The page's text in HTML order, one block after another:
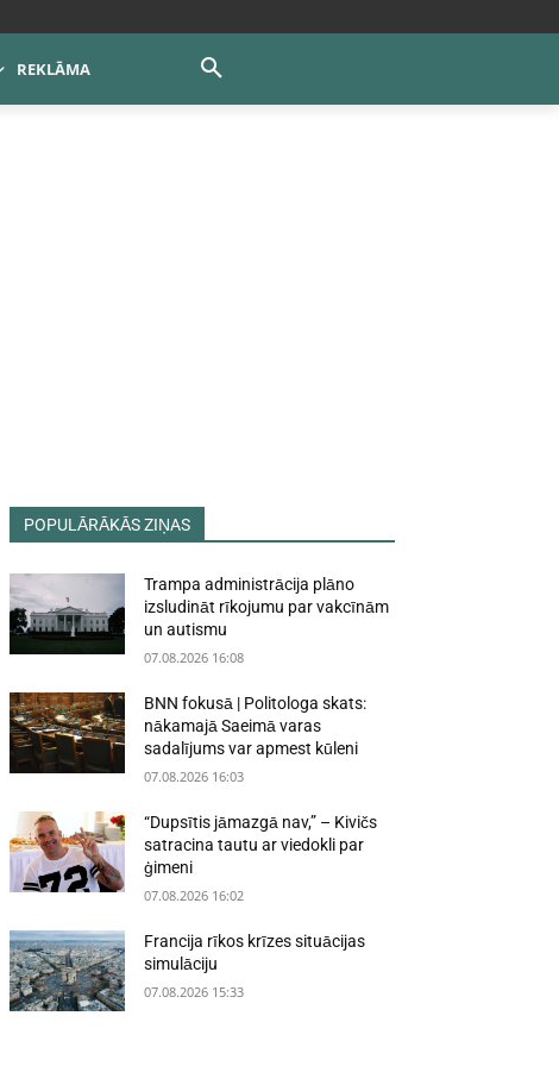
REKLĀMA
POPULĀRĀKĀS ZIŅAS
Trampa administrācija plāno
izsludināt rīkojumu par vakcīnām
un autismu
07.08.2026 16:08
BNN fokusā | Politologa skats:
nākamajā Saeimā varas
sadalījums var apmest kūleni
07.08.2026 16:03
“Dupsītis jāmazgā nav,” – Kivičs
satracina tautu ar viedokli par
ģimeni
07.08.2026 16:02
Francija rīkos krīzes situācijas
simulāciju
07.08.2026 15:33